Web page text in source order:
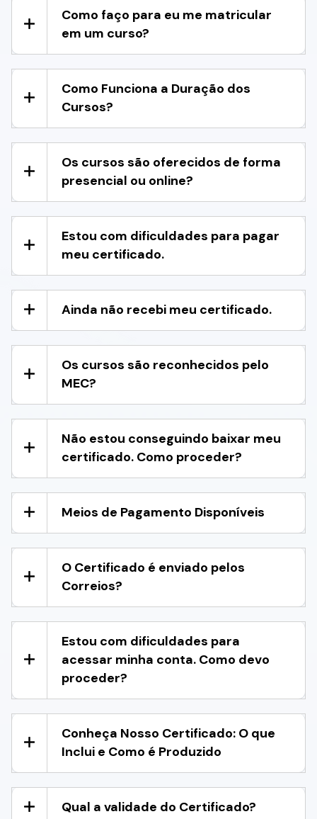
Como faço para eu me matricular
em um curso?
Como Funciona a Duração dos
Cursos?
Os cursos são oferecidos de forma
presencial ou online?
Estou com dificuldades para pagar
meu certificado.
Ainda não recebi meu certificado.
Os cursos são reconhecidos pelo
MEC?
Não estou conseguindo baixar meu
certificado. Como proceder?
Meios de Pagamento Disponíveis
O Certificado é enviado pelos
Correios?
Estou com dificuldades para
acessar minha conta. Como devo
proceder?
Conheça Nosso Certificado: O que
Inclui e Como é Produzido
Qual a validade do Certificado?